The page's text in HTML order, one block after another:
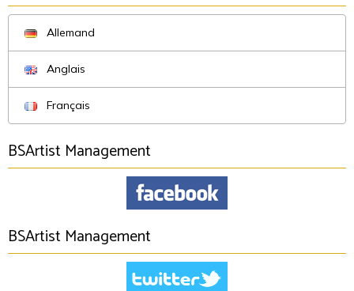
Allemand
Anglais
Français
BSArtist Management
BSArtist Management